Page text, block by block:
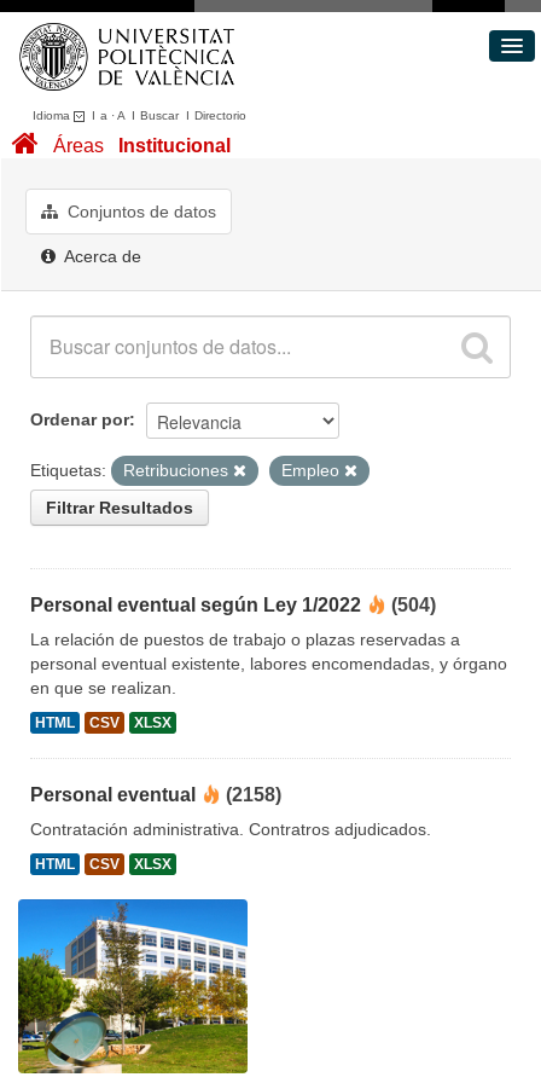
Idioma I a ·A I BuscarI Directorio
Conjuntos de datos
Acerca de
Áreas Institucional
Conjuntos de datos
Acerca de
Ordenar por
Etiquetas: Retribuciones
Empleo
Filtrar Resultados
Personal eventual según Ley 1/2022 (504)
La relación de puestos de trabajo o plazas reservadas a
personal eventual existente, labores encomendadas, y órgano
en que se realizan.
HTML CSV XLSX
Personal eventual (2158)
Contratación administrativa. Contratros adjudicados.
HTML CSV XLSX